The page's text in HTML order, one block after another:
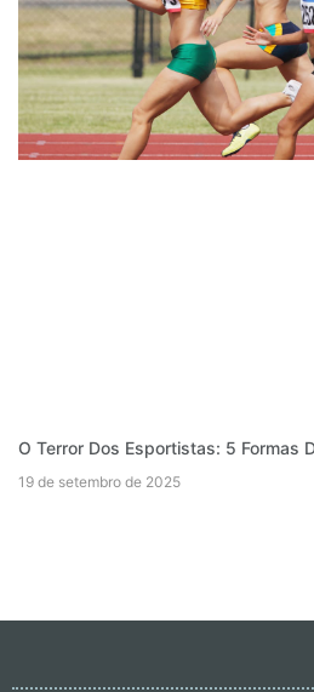
O Terror Dos Esportistas: 5 Formas
19 de setembro de 2025